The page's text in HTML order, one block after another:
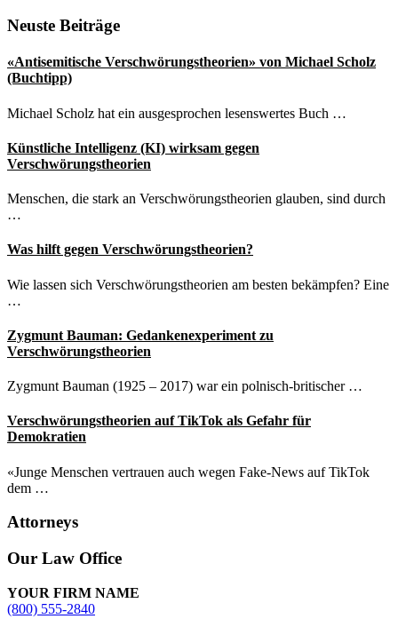
Seitenspalte
Neuste Beiträge
«Antisemitische Verschwörungstheorien» von Michael Scholz
(Buchtipp)
Michael Scholz hat ein ausgesprochen lesenswertes Buch …
Künstliche Intelligenz (KI) wirksam gegen
Verschwörungstheorien
Menschen, die stark an Verschwörungstheorien glauben, sind durch
…
Was hilft gegen Verschwörungstheorien?
Wie lassen sich Verschwörungstheorien am besten bekämpfen? Eine
…
Zygmunt Bauman: Gedankenexperiment zu
Verschwörungstheorien
Zygmunt Bauman (1925 – 2017) war ein polnisch-britischer …
Verschwörungstheorien auf TikTok als Gefahr für
Demokratien
«Junge Menschen vertrauen auch wegen Fake-News auf TikTok
dem …
Attorneys
Site
Footer
Our Law Office
YOUR FIRM NAME
(800) 555-2840